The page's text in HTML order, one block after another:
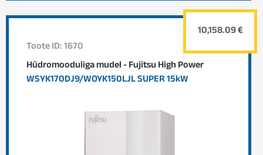
Toote ID: 1670
Hüdromooduliga mudel - Fujitsu High Power
WSYK170DJ9/WOYK150LJL SUPER 15kW
10,158.09 €